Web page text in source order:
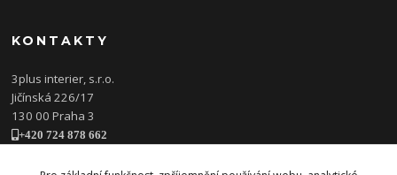
KONTAKTY
3plus interier, s.r.o.
Jičínská 226/17
130 00 Praha 3
+420 724 878 662
www.3plusinterier.cz